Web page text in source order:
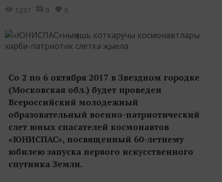
1237 0 0
Со 2 по 6 октября 2017 в Звездном городке
(Московская обл.) будет проведен
Всероссийский молодежный
образовательный военно-патриотический
слет юных спасателей космонавтов
«ЮНИСПАС», посвященный 60-летнему
юбилею запуска первого искусственного
спутника Земли.